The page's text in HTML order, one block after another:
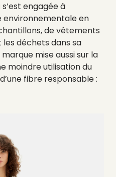
engagée à
environnementale en
de vêtements
déchets dans sa
mise aussi sur la
moindre utilisation du
fibre responsable :